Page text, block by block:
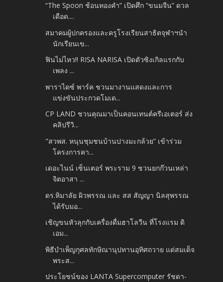
“The Spoon ช้อนทองคำ” เปิดศึก “ขนมจีน” ดวล
เดือด....
สมาคมผู้ปกครองและครูโรงเรียนสาธิตจุฬาฯนำ
นักเรียนเข...
ฟินไม่ไหว!! RISA NARISA เปิดตัวซิงเกิลแรกกับ
เพลง ...
พาราไดซ์ พาร์ค ชวนมางานแสดงและการ
แข่งขันประกวดโมเด...
CP LAND ชวนคุณมาเป็นคอนเทนต์ครีเอเตอร์ ส่ง
คลิปรีวิ...
"สวพส. หนุนชุมชนบ้านปางมะกล้วย” เข้าร่วม
โครงการคา...
เดอะไนน์ เซ็นเตอร์ พระราม 9 ชวนยกก๊วนเหล่า
จิตอาสา ...
ดร.หิมาลัย ผิวพรรณ และ สส สัญญา นิลสุพรรณ
ได้รับมอ...
เชิญขนหัวลุกกับเครื่องดื่มฮาโลวีน ที่โรงแรม ดิ
เอม...
พิธีบำเพ็ญกุศลทักษิณานุปทานอุทิศถวาย แด่สมเด็จ
พระส...
ประโยชน์ของ LANTA Supercomputer รัชดา-